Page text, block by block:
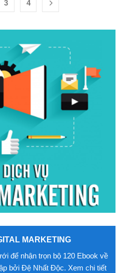
3 4
MARKETING
để nhận trọn bộ 120 Ebook về
bởi Đệ Nhất Độc. Xem chi tiết